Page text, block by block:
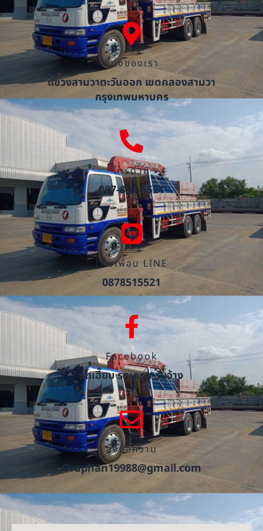
ที่ตั้งของเรา
แขวงสามวาตะวันออก เขตคลองสามวา
กรุงเทพมหานคร
โทรด่วน
087-851-5521
เพิ่มเพื่อน LINE
0878515521
Facebook
รถเฮี๊ยบ รถเครน รับจ้าง
ส่งข้อความ
Oraphan19988@gmail.com